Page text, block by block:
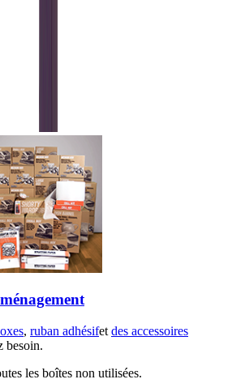
, ruban adhésifet des accessoires
besoin.
les boîtes non utilisées.